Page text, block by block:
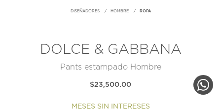
DISEÑADORES HOMBRE ROPA
DOLCE & GABBANA
Pants estampado Hombre
$23,500.00
MESES SIN INTERESES